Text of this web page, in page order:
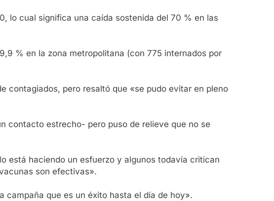
lo cual significa una caída sostenida del 70 % en las
% en la zona metropolitana (con 775 internados por
contagiados, pero resaltó que «se pudo evitar en pleno
contacto estrecho- pero puso de relieve que no se
está haciendo un esfuerzo y algunos todavía critican
son efectivas».
campaña que es un éxito hasta el día de hoy».